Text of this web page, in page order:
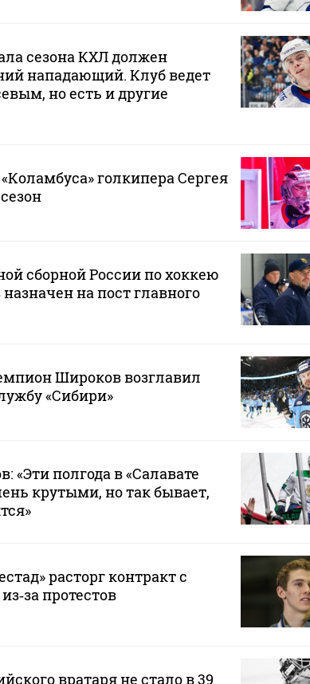
сезона КХЛ должен
нападающий. Клуб ведет
но есть и другие
голкипера Сергея
сборной России по хоккею
на пост главного
Широков возглавил
«Сибири»
«Эти полгода в «Салавате
крутыми, но так бывает,
расторг контракт с
протестов
вратаря не стало в 39